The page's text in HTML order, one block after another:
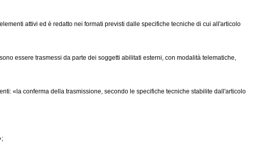
attivi ed è redatto nei formati previsti dalle specifiche tecniche di cui all'articolo
essere trasmessi da parte dei soggetti abilitati esterni, con modalità telematiche,
«la conferma della trasmissione, secondo le specifiche tecniche stabilite dall'articolo